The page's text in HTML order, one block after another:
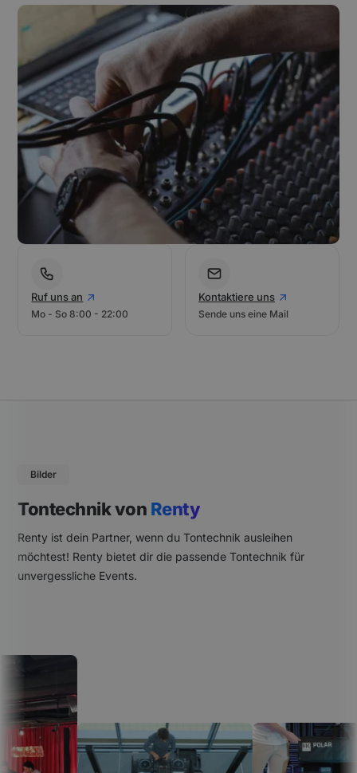
Ruf uns an
Mo - So 8:00 - 22:00
Kontaktiere uns
Sende uns eine Mail
Bilder
Tontechnik von Renty
Renty ist dein Partner, wenn du Tontechnik ausleihen
möchtest! Renty bietet dir die passende Tontechnik für
unvergessliche Events.